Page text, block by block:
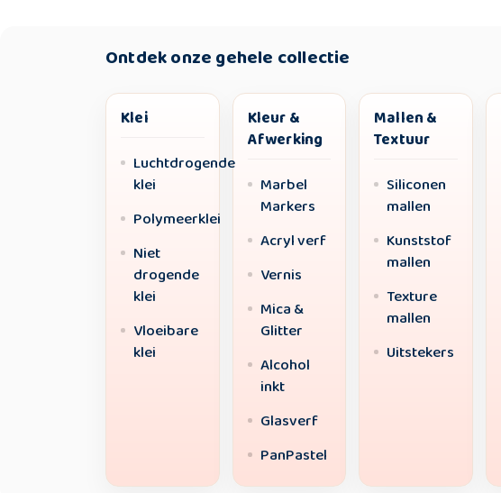
Ontdek onze gehele collectie
Klei
Luchtdrogende
klei
Polymeerklei
Niet
drogende
klei
Vloeibare
klei
Kleur &
Afwerking
Marbel
Markers
Acryl verf
Vernis
Mica &
Glitter
Alcohol
inkt
Glasverf
PanPastel
Mallen &
Textuur
Siliconen
mallen
Kunststof
mallen
Texture
mallen
Uitstekers